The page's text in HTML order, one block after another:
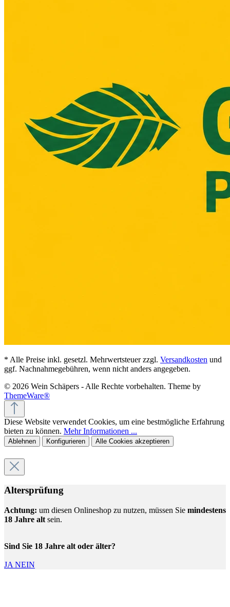
* Alle Preise inkl. gesetzl. Mehrwertsteuer zzgl. Versandkosten und
ggf. Nachnahmegebühren, wenn nicht anders angegeben.
© 2026 Wein Schäpers - Alle Rechte vorbehalten. Theme by
ThemeWare®
Diese Website verwendet Cookies, um eine bestmögliche Erfahrung
bieten zu können. Mehr Informationen ...
Ablehnen Konfigurieren Alle Cookies akzeptieren
Altersprüfung
Achtung: um diesen Onlineshop zu nutzen, müssen Sie mindestens
18 Jahre alt sein.
Sind Sie 18 Jahre alt oder älter?
JA NEIN